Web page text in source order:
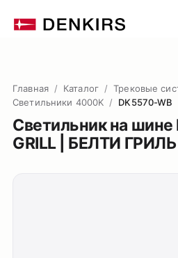
Главная / Каталог / Трековые
Светильники 4000K / DK5570-WB
Светильник на шине
GRILL | БЕЛТИ